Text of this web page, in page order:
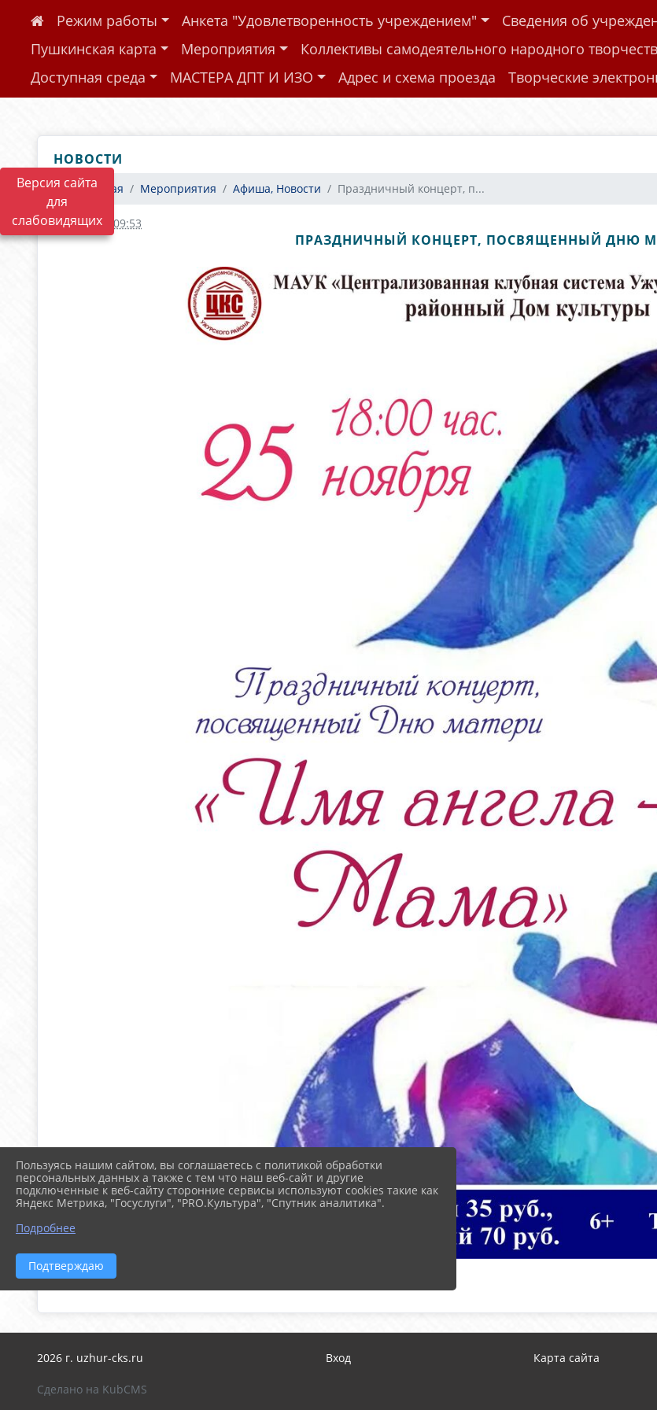
Версия сайта
для
слабовидящих
Режим работы Анкета "Удовлетворенность учреждением" Сведения об
Пушкинская карта
Мероприятия Коллективы самодеятельного народного
Доступная среда
МАСТЕРА ДПТ И ИЗО Адрес и схема проезда Творческие
НОВОСТИ
Главная Мероприятия Афиша, Новости Праздничный концерт, п...
10.11.2022 09:53
ПРАЗДНИЧНЫЙ КОНЦЕРТ, ПОСВЯЩЕННЫЙ ДНЮ
2026 г. uzhur-cks.ru Вход Карта сайта
Сделано на KubCMS
Пользуясь нашим сайтом, вы соглашаетесь с политикой обработки
персональных данных а также с тем что наш веб-сайт и другие
подключенные к веб-сайту сторонние сервисы используют cookies такие как
Яндекс Метрика, "Госуслуги", "PRO.Культура", "Спутник аналитика".
Подробнее
Подтверждаю